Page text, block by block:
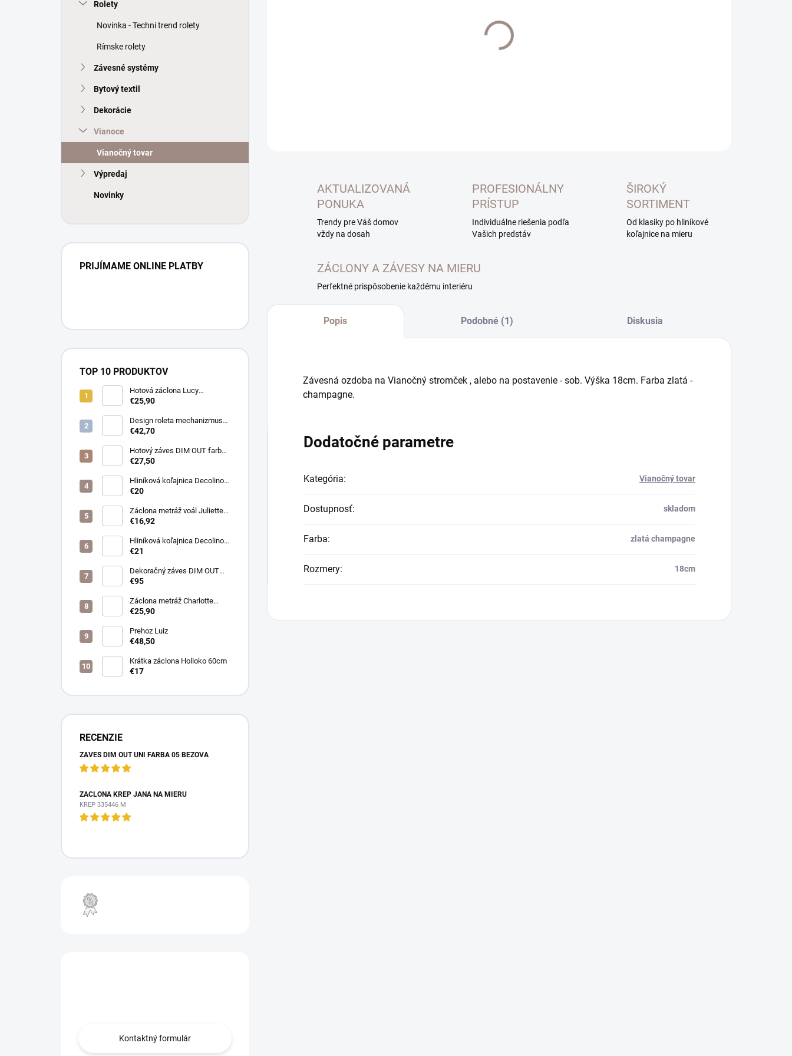
Rolety
Novinka - Techni trend rolety
Rímske rolety
Závesné systémy
Bytový textil
Dekorácie
Vianoce
Vianočný tovar
Výpredaj
Novinky
PRIJÍMAME ONLINE PLATBY
TOP 10 PRODUKTOV
Hotová záclona Lucy
300x250cm tunel
€25,90
Design roleta mechanizmus
otvorený farba čierna /bez
€42,70
Hotový záves DIM OUT farba
cappuccino
€27,50
Hliníková koľajnica Decolino
čierna
€20
Záclona metráž voál Juliette
farba biela
€16,92
Hliníková koľajnica Decolino
bronz
€21
Dekoračný záves DIM OUT
Pierot farba 08
€95
Záclona metráž Charlotte
púdrová
€25,90
Prehoz Luiz
€48,50
Krátka záclona Holloko 60cm
€17
RECENZIE
ZÁVES DIM OUT UNI FARBA 05 BÉŽOVÁ
ZÁCLONA KREP JANA NA MIERU
KREP 335446 M
Kontaktný formulár
DORUČENIA
AKTUALIZOVANÁ
PONUKA
Trendy pre Váš domov
vždy na dosah
PROFESIONÁLNY
PRÍSTUP
Individuálne riešenia podľa
Vašich predstáv
ŠIROKÝ
SORTIMENT
Od klasiky po hliníkové
koľajnice na mieru
ZÁCLONY A ZÁVESY NA MIERU
Perfektné prispôsobenie každému interiéru
Popis Podobné (1) Diskusia
Závesná ozdoba na Vianočný stromček , alebo na postavenie - sob. Výška 18cm. Farba zlatá -
champagne.
Dodatočné parametre
Kategória: Vianočný tovar
Dostupnosť: skladom
Farba: zlatá champagne
Rozmery: 18cm